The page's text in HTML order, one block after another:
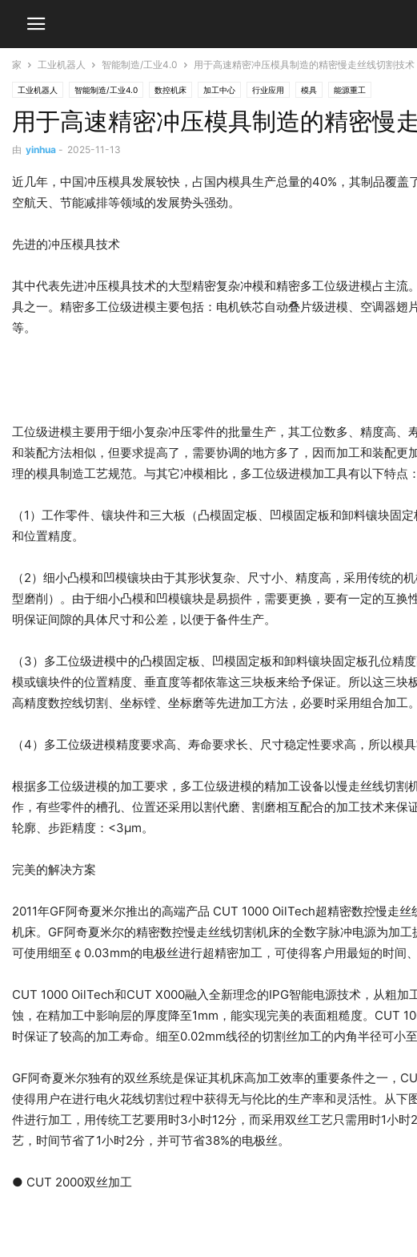
家 工业机器人 智能制造/工业4.0 用于高速精密冲压模具制造的精密慢走丝线切割技术
工业机器人 智能制造/工业4.0 数控机床 加工中心 行业应用 模具 能源重工
用于高速精密冲压模具制造的精密慢
由 yinhua - 2025-11-13
近几年，中国冲压模具发展较快，占国内模具生产总量的40%，其制品覆
空航天、节能减排等领域的发展势头强劲。
先进的冲压模具技术
其中代表先进冲压模具技术的大型精密复杂冲模和精密多工位级进模占主
具之一。精密多工位级进模主要包括：电机铁芯自动叠片级进模、空调器
等。
工位级进模主要用于细小复杂冲压零件的批量生产，其工位数多、精度高
和装配方法相似，但要求提高了，需要协调的地方多了，因而加工和装配
理的模具制造工艺规范。与其它冲模相比，多工位级进模加工具有以下特点：
（1）工作零件、镶块件和三大板（凸模固定板、凹模固定板和卸料镶块
和位置精度。
（2）细小凸模和凹模镶块由于其形状复杂、尺寸小、精度高，采用传统
型磨削）。由于细小凸模和凹模镶块是易损件，需要更换，要有一定的互
明保证间隙的具体尺寸和公差，以便于备件生产。
（3）多工位级进模中的凸模固定板、凹模固定板和卸料镶块固定板孔位
模或镶块件的位置精度、垂直度等都依靠这三块板来给予保证。所以这三
高精度数控线切割、坐标镗、坐标磨等先进加工方法，必要时采用组合加工。
（4）多工位级进模精度要求高、寿命要求长、尺寸稳定性要求高，所以模
根据多工位级进模的加工要求，多工位级进模的精加工设备以慢走丝线切
作，有些零件的槽孔、位置还采用以割代磨、割磨相互配合的加工技术来
轮廓、步距精度：<3μm。
完美的解决方案
2011年GF阿奇夏米尔推出的高端产品 CUT 1000 OilTech超精密数控慢走
机床。GF阿奇夏米尔的精密数控慢走丝线切割机床的全数字脉冲电源为加
可使用细至￠0.03mm的电极丝进行超精密加工，可使得客户用最短的时间
CUT 1000 OilTech和CUT X000融入全新理念的IPG智能电源技术，从粗
蚀，在精加工中影响层的厚度降至1mm，能实现完美的表面粗糙度。CUT
时保证了较高的加工寿命。细至0.02mm线径的切割丝加工的内角半径可小至
GF阿奇夏米尔独有的双丝系统是保证其机床高加工效率的重要条件之一，
使得用户在进行电火花线切割过程中获得无与伦比的生产率和灵活性。从
件进行加工，用传统工艺要用时3小时12分，而采用双丝工艺只需用时1小
艺，时间节省了1小时2分，并可节省38%的电极丝。
● CUT 2000双丝加工